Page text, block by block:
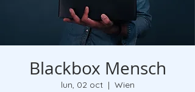
Blackbox Mensch
lun, 02 oct
  |
Wien